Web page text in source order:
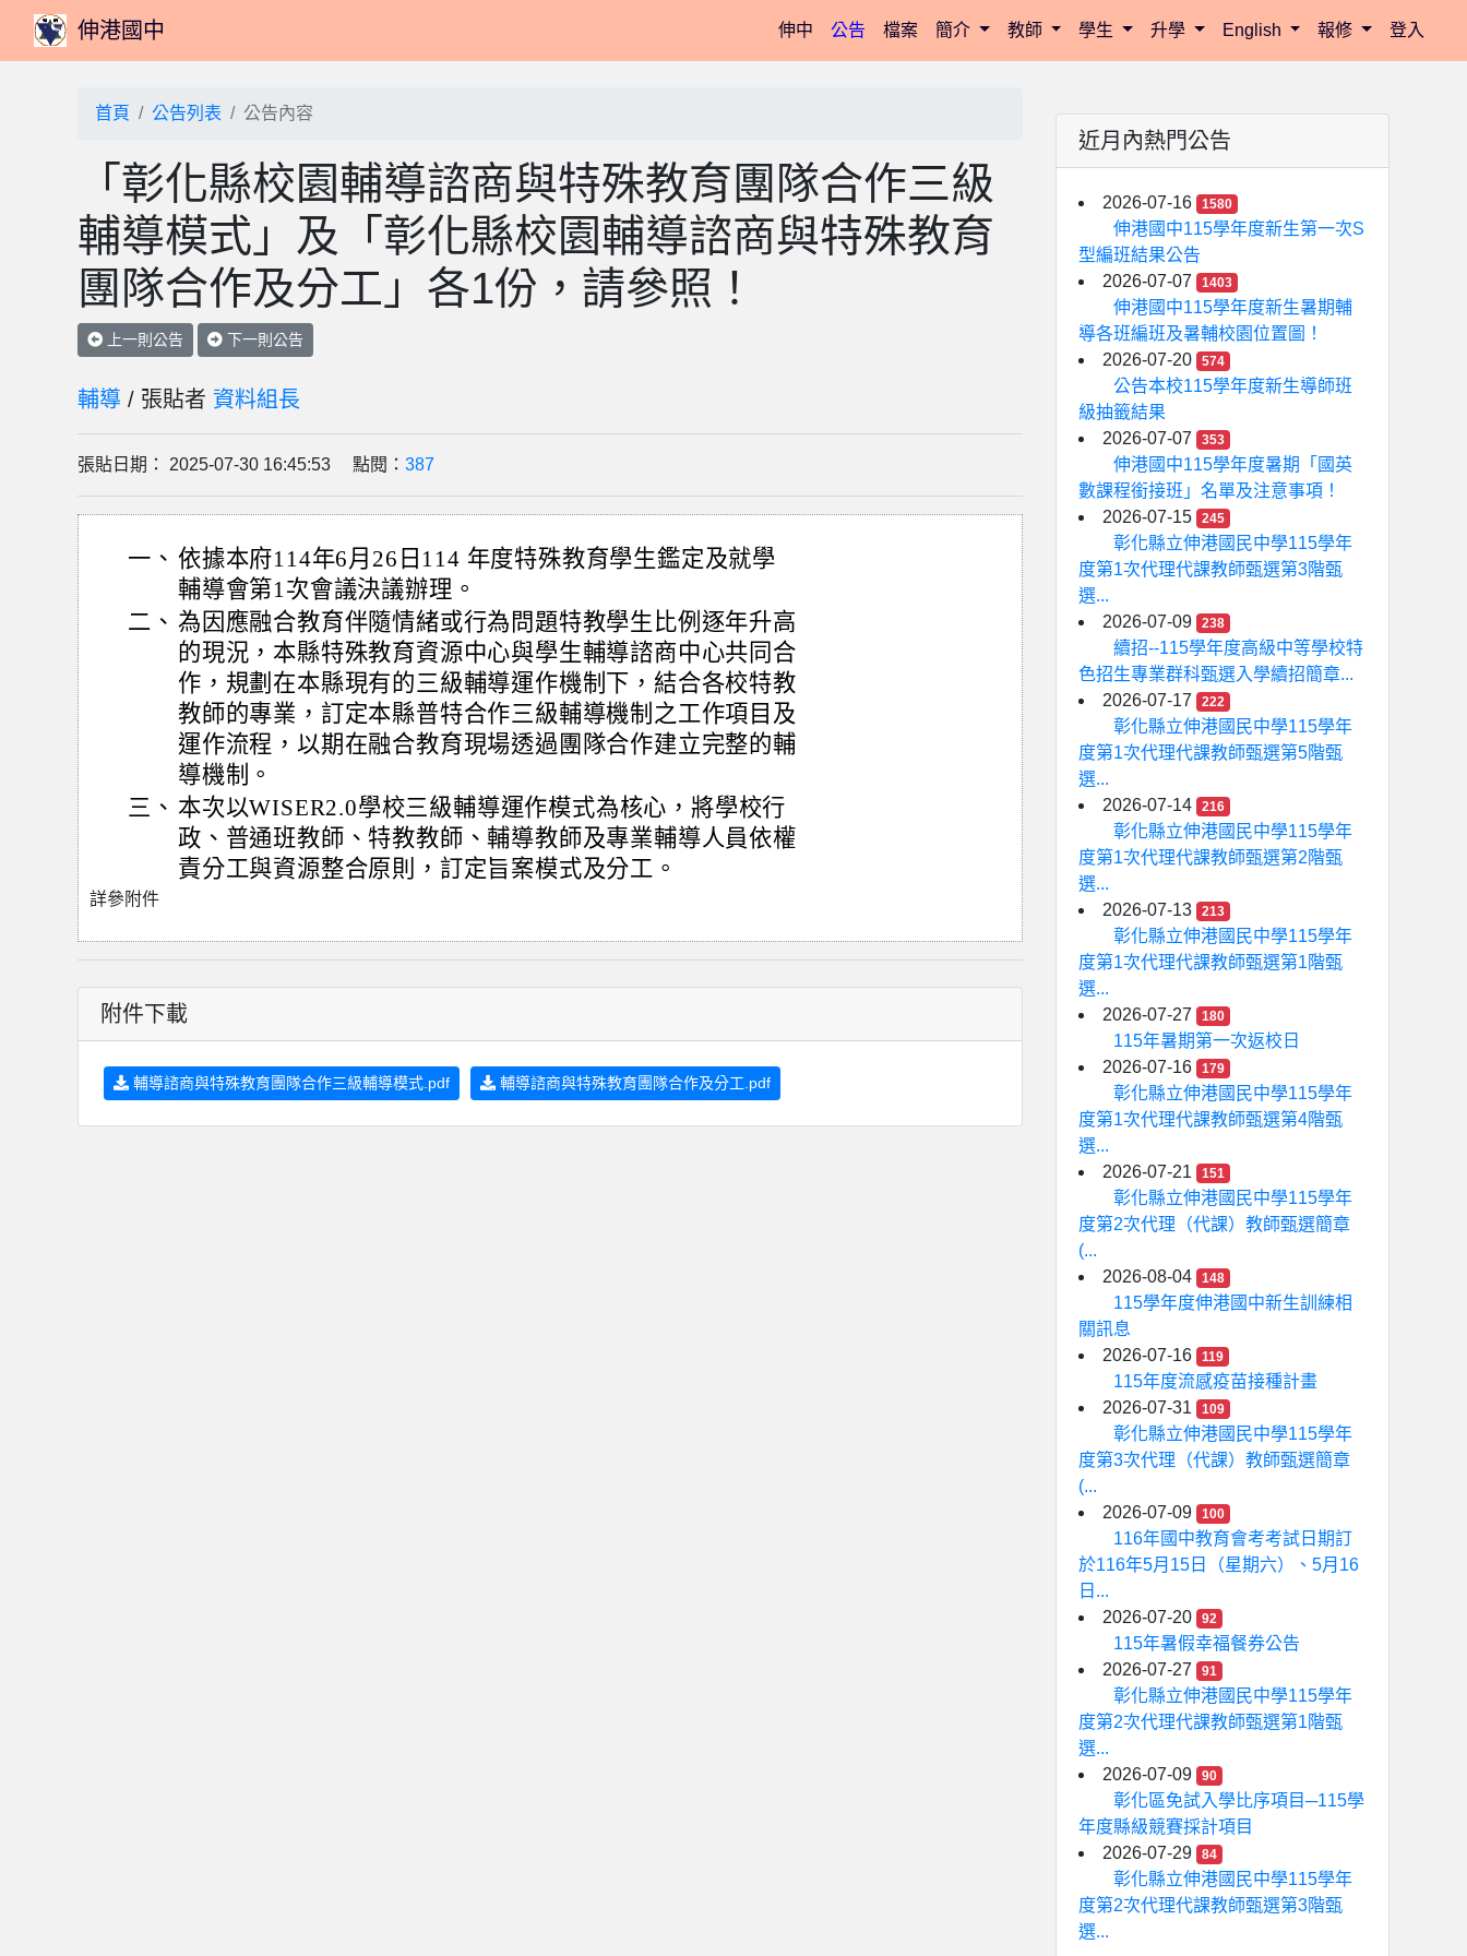
伸港國中 伸中(current)
公告 檔案 簡介 教師 學生 升學 English 報修 登入
首頁 公告列表 公告內容
「彰化縣校園輔導諮商與特殊教育團隊合作三級
輔導模式」及「彰化縣校園輔導諮商與特殊教育
團隊合作及分工」各1份，請參照！
上一則公告 下一則公告
輔導 / 張貼者 資料組長
張貼日期： 2025-07-30 16:45:53 點閱： 387
一、 依據本府114年6月26日114 年度特殊教育學生鑑定及就學
輔導會第1次會議決議辦理。
二、 為因應融合教育伴隨情緒或行為問題特教學生比例逐年升高
的現況，本縣特殊教育資源中心與學生輔導諮商中心共同合
作，規劃在本縣現有的三級輔導運作機制下，結合各校特教
教師的專業，訂定本縣普特合作三級輔導機制之工作項目及
運作流程，以期在融合教育現場透過團隊合作建立完整的輔
導機制。
三、 本次以WISER2.0學校三級輔導運作模式為核心，將學校行
政、普通班教師、特教教師、輔導教師及專業輔導人員依權
責分工與資源整合原則，訂定旨案模式及分工。
詳參附件
附件下載
輔導諮商與特殊教育團隊合作三級輔導模式.pdf 輔導諮商與特殊教育團隊合作及分工.pdf
近月內熱門公告
2026-07-16 1580
伸港國中115學年度新生第一次S
型編班結果公告
2026-07-07
1403
伸港國中115學年度新生暑期輔
導各班編班及暑輔校園位置圖！
2026-07-20
574
公告本校115學年度新生導師班
級抽籤結果
2026-07-07
353
伸港國中115學年度暑期「國英
數課程銜接班」名單及注意事項！
2026-07-15
245
彰化縣立伸港國民中學115學年
度第1次代理代課教師甄選第3階甄
選...
2026-07-09
238
續招--115學年度高級中等學校特
色招生專業群科甄選入學續招簡章...
2026-07-17
222
彰化縣立伸港國民中學115學年
度第1次代理代課教師甄選第5階甄
選...
2026-07-14
216
彰化縣立伸港國民中學115學年
度第1次代理代課教師甄選第2階甄
選...
2026-07-13
213
彰化縣立伸港國民中學115學年
度第1次代理代課教師甄選第1階甄
選...
2026-07-27
180
115年暑期第一次返校日
2026-07-16
179
彰化縣立伸港國民中學115學年
度第1次代理代課教師甄選第4階甄
選...
2026-07-21
151
彰化縣立伸港國民中學115學年
度第2次代理（代課）教師甄選簡章
(...
2026-08-04
148
115學年度伸港國中新生訓練相
關訊息
2026-07-16
119
115年度流感疫苗接種計畫
2026-07-31
109
彰化縣立伸港國民中學115學年
度第3次代理（代課）教師甄選簡章
(...
2026-07-09
100
116年國中教育會考考試日期訂
於116年5月15日（星期六）、5月16
日...
2026-07-20
92
115年暑假幸福餐券公告
2026-07-27
91
彰化縣立伸港國民中學115學年
度第2次代理代課教師甄選第1階甄
選...
2026-07-09
90
彰化區免試入學比序項目─115學
年度縣級競賽採計項目
2026-07-29
84
彰化縣立伸港國民中學115學年
度第2次代理代課教師甄選第3階甄
選...